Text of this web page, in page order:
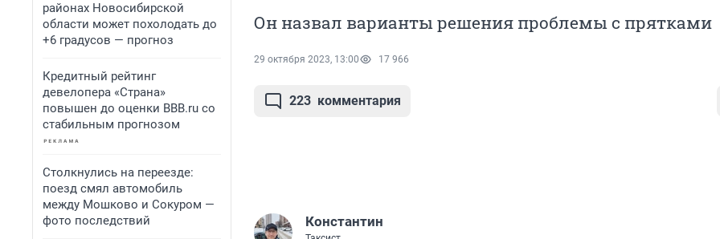
районах Новосибирской
области может похолодать до
+6 градусов — прогноз
Кредитный рейтинг
девелопера «Страна»
повышен до оценки BBB.ru со
стабильным прогнозом
Столкнулись на переезде:
поезд смял автомобиль
между Мошково и Сокуром —
фото последствий
Он назвал варианты решения проблемы с прятками
29 октября 2023, 13:00 17 966
223 комментария
Константин